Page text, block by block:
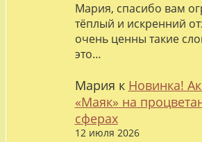
Мария, спасибо вам
тёплый и искренний
очень ценны такие
это…
Мария к Новинка!
«Маяк» на
сферах
12 июля 2026